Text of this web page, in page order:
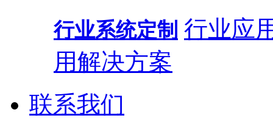
行业系统定制 行业应
用解决方案
联系我们